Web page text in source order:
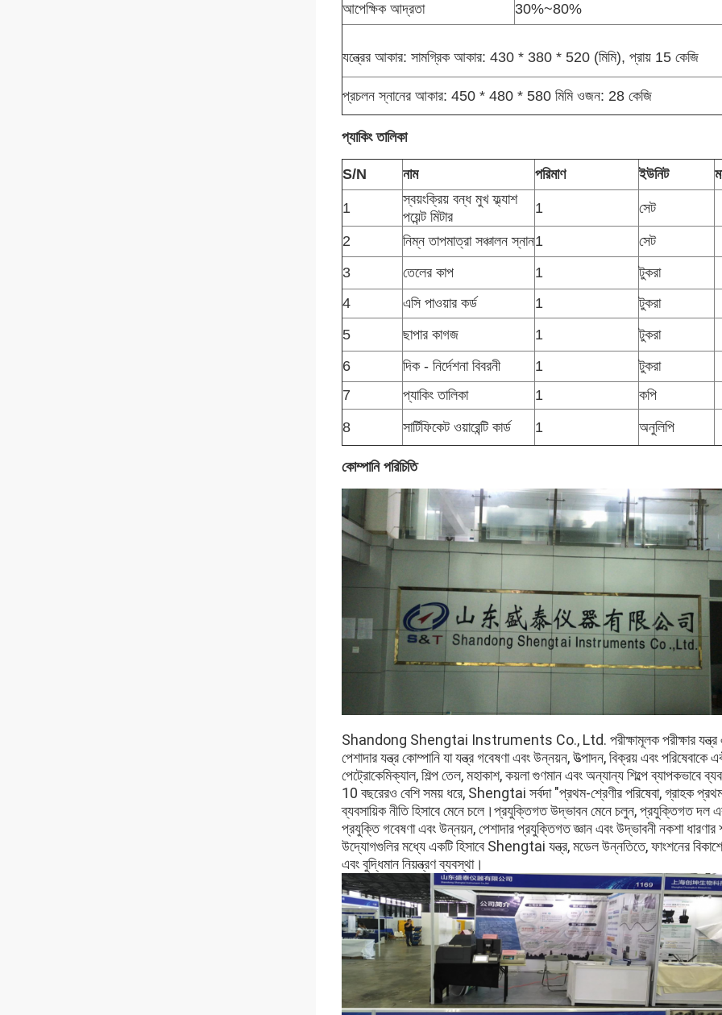
আপেক্ষিক আদ্রতা
30%~80%
যন্ত্রের আকার: সামগ্রিক আকার: 430 * 380 * 520 (মিমি), প্রায় 15 কেজি
প্রচলন স্নানের আকার: 450 * 480 * 580 মিমি ওজন: 28 কেজি
প্যাকিং তালিকা
S/N নাম পরিমাণ ইউনিট
1
স্বয়ংক্রিয় বন্ধ মুখ ফ্ল্যাশ
পয়েন্ট মিটার
1 সেট
2 নিম্ন তাপমাত্রা সঞ্চালন স্নান1
সেট
3
তেলের কাপ 1
টুকরা
4
এসি পাওয়ার কর্ড 1
টুকরা
5
ছাপার কাগজ 1
টুকরা
6
দিক - নির্দেশনা বিবরনী 1
টুকরা
7
প্যাকিং তালিকা 1
কপি
8
সার্টিফিকেট ওয়ারেন্টি কার্ড 1 অনুলিপি
কোম্পানি পরিচিতি
Shandong Shengtai Instruments Co., Ltd. পরীক্ষামূলক পরীক্ষার যন্ত্র এবং
পেশাদার যন্ত্র কোম্পানি যা যন্ত্র গবেষণা এবং উন্নয়ন, উত্পাদন, বিক্রয় এবং
পেট্রোকেমিক্যাল, শিল্প তেল, মহাকাশ, কয়লা গুণমান এবং অন্যান্য শিল্পে ব্যাপকভাবে
10 বছরেরও বেশি সময় ধরে, Shengtai সর্বদা "প্রথম-শ্রেণীর পরিষেবা, গ্রাহক
ব্যবসায়িক নীতি হিসাবে মেনে চলে।প্রযুক্তিগত উদ্ভাবন মেনে চলুন, প্রযুক্তিগত দল
প্রযুক্তি গবেষণা এবং উন্নয়ন, পেশাদার প্রযুক্তিগত জ্ঞান এবং উদ্ভাবনী নকশা
উদ্যোগগুলির মধ্যে একটি হিসাবে Shengtai যন্ত্র, মডেল উন্নতিতে, ফাংশনের
এবং বুদ্ধিমান নিয়ন্ত্রণ ব্যবস্থা।